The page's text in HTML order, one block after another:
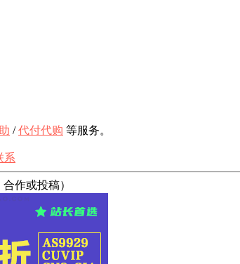
/代付代购 等服务。
系
作或投稿）